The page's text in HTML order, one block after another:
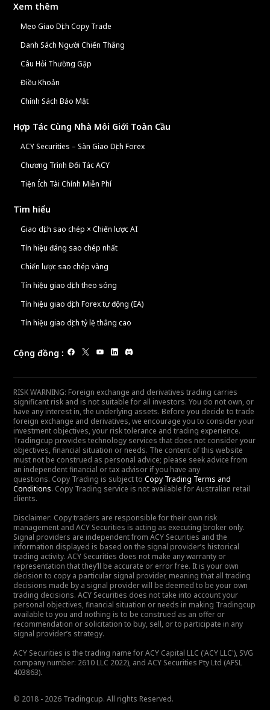
Xem thêm
Mẹo Giao Dịch Copy Trade
Danh Sách Người Chiến Thắng
Câu Hỏi Thường Gặp
Điều Khoản
Chính Sách Bảo Mật
Hợp Tác Cùng Nhà Môi Giới Toàn Cầu
ACY Securities – Sàn Giao Dịch Forex
Chương Trình Đối Tác ACY
Tiện Ích Tài Chính Miễn Phí
Tìm hiểu
Giao dịch sao chép × Chiến lược AI
Tín hiệu đáng sao chép nhất
Chiến lược sao chép vàng
Tín hiệu giao dịch theo sóng
Tín hiệu giao dịch Forex tự động (EA)
Tín hiệu giao dịch tỷ lệ thắng cao
Cộng đồng :
RISK WARNING: Foreign exchange and derivatives trading carries
significant risk and is not suitable for all investors. You do not own, or
have any interest in, the underlying assets. Before you decide to trade
foreign exchange and derivatives, we encourage you to consider your
investment objectives, your risk tolerance and trading experience.
Tradingcup provides technology services that does not consider your
objectives, financial situation or needs. The content of this website
must not be construed as personal advice; please seek advice from
an independent financial or tax advisor if you have any
questions. Copy Trading is subject to Copy Trading Terms and
Conditions. Copy Trading service is not available for Australian retail
clients.
Disclaimer: Copy traders are responsible for their own risk
management and ACY Securities is acting as executing broker only.
Signal providers are independent from ACY Securities and the
information displayed is based on the signal provider’s historical
trading activity. ACY Securities does not make any warranty or
representation that they’ll be accurate or error free. It is your own
decision to copy a particular signal provider, meaning that all trading
decisions made by a signal provider will be deemed to be your own
trading decisions. ACY Securities does not take into account your
personal objectives, financial situation or needs in making Tradingcup
available to you and nothing is to be construed as an offer or
recommendation or solicitation to buy, sell, or to participate in any
signal provider’s strategy.
ACY Securities is the trading name for ACY Capital LLC ('ACY LLC'), SVG
company number: 2610 LLC 2022), and ACY Securities Pty Ltd (AFSL
403863).
© 2018 - 2026 Tradingcup. All rights Reserved.